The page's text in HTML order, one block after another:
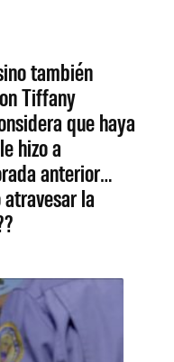
también
Tiffany
que haya
hizo a
anterior…
la